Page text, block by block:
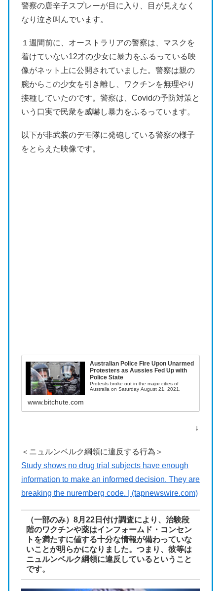
警察の唐辛子スプレーが目に入り、目が見えなく
なり泣き叫んでいます。
１週間前に、オーストラリアの警察は、マスクを
着けていない12才の少女に暴力をふるっている映
像がネット上に公開されていました。警察は親の
腕からこの少女を引き離し、ワクチンを無理やり
接種していたのです。警察は、Covidの予防対策と
いう口実で民衆を威嚇し暴力をふるっています。
以下が非武装のデモ隊に発砲している警察の様子
をとらえた映像です。
Australian Police Fire Upon Unarmed
Protesters as Aussies Fed Up with
Police State
Protests broke out in the major cities of
Australia on Saturday August 21, 2021.
www.bitchute.com
↓
＜ニュルンベルク綱領に違反する行為＞
Study shows no drug trial subjects have enough
information to make an informed decision. They are
breaking the nuremberg code. | (tapnewswire.com)
（一部のみ）8月22日付け調査により、治験段
階のワクチンや薬はインフォームド・コンセン
トを満たすに値する十分な情報が備わっていな
いことが明らかになりました。つまり、彼等は
ニュルンベルク綱領に違反しているということ
です。